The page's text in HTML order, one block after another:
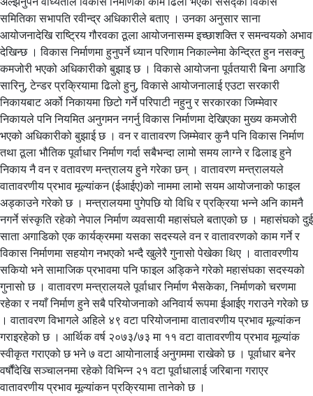
समितिका सभापति रवीन्द्र अधिकारीले बताए । उनका अनुसार साना
आयोजनादेखि राष्ट्रिय गौरवका ठूला आयोजनासम्म इच्छाशक्ति र समन्वयको अभाव
देखिन्छ । विकास निर्माणमा हुनुपर्ने ध्यान परिणाम निकाल्नेमा केन्द्रित हुन नसक्नु
कमजोरी भएको अधिकारीको बुझाइ छ । विकासे आयोजना पूर्वतयारी बिना अगाडि
सारिनु, टेन्डर प्रक्रियामा ढिलो हुनु, विकासे आयोजनालाई एउटा सरकारी
निकायबाट अर्को निकायमा छिटो गर्ने परिपाटी नहुनु र सरकारका जिम्मेवार
निकायले पनि नियमित अनुगमन नगर्नु विकास निर्माणमा देखिएका मुख्य कमजोरी
भएको अधिकारीको बुझाई छ । वन र वातावरण जिम्मेवार कुनै पनि विकास निर्माण
तथा ठूला भौतिक पूर्वाधार निर्माण गर्दा सबैभन्दा लामो समय लाग्ने र ढिलाइ हुने
निकाय नै वन र वतावरण मन्त्रालय हुने गरेका छन् । वातावरण मन्त्रालयले
वातावरणीय प्रभाव मूल्यांकन (ईआईए)को नाममा लामो सयम आयोजनाको फाइल
अड्काउने गरेको छ । मन्त्रालयमा पुगेपछि यो विधि र प्रक्रिया भन्ने अनि कामनै
नगर्ने संस्कृति रहेको नेपाल निर्माण व्यवसायी महासंघले बताएको छ । महासंघको दुई
साता अगाडिको एक कार्यक्रममा यसका सदस्यले वन र वातावरणको काम गर्ने र
विकास निर्माणमा सहयोग नभएको भन्दै खुलेरै गुनासो पेखेका थिए । वातावरणीय
सकियो भने सामाजिक प्रभावमा पनि फाइल अड्किने गरेको महासंघका सदस्यको
गुनासो छ । वातावरण मन्त्रालयले पूर्वाधार निर्माण भैसकेका, निर्माणको चरणमा
रहेका र नयाँ निर्माण हुने सबै परियोजनाको अनिवार्य रूपमा ईआईए गराउने गरेको छ
। वातावरण विभागले अहिले ४९ वटा परियोजनामा वातावरणीय प्रभाव मूल्यांकन
गराइरहेको छ । आर्थिक वर्ष २०७३/७३ मा ११ वटा वातावरणीय प्रभाव मूल्यांक
स्वीकृत गराएको छ भने ७ वटा आयोनालाई अनुगममा राखेको छ । पूर्वाधार बनेर
वर्षौंदेखि सञ्चालनमा रहेको विभिन्न २१ वटा पूर्वाधालाई जरिबाना गराएर
वातावरणीय प्रभाव मूल्यांकन प्रक्रियामा तानेको छ ।